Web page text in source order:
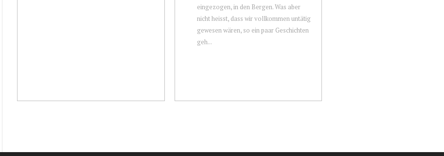
eingezogen, in den Bergen. Was aber
nicht heisst, dass wir vollkommen untätig
gewesen wären, so ein paar Geschichten
geh...